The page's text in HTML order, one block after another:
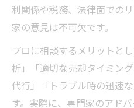
利関係や税務、法律面での
家の意見は不可欠です。
プロに相談するメリットと
析」「適切な売却タイミン
代行」「トラブル時の迅速
す。実際に、専門家のアド